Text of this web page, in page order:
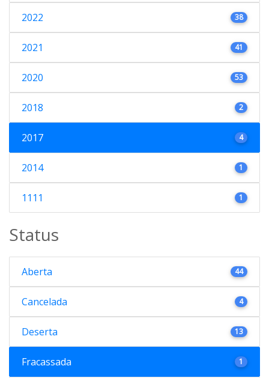
2022 38
2021 41
2020 53
2018 2
2017 4
2014 1
1111 1
Status
Aberta 44
Cancelada 4
Deserta 13
Fracassada 1